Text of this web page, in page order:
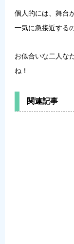
個人的には、舞台
一気に急接近する
お似合いな二人な
ね！
関連記事